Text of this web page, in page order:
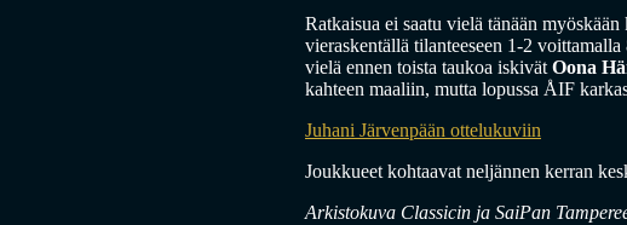
Ratkaisua ei saatu vielä tänään
vieraskentällä tilanteeseen 1-2
vielä ennen toista taukoa iskivät Oona
kahteen maaliin, mutta lopussa ÅIF
Juhani Järvenpään ottelukuviin
Joukkueet kohtaavat neljännen kerran
Arkistokuva Classicin ja SaiPan